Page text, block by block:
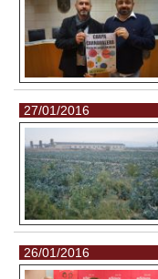
27/01/2016
26/01/2016